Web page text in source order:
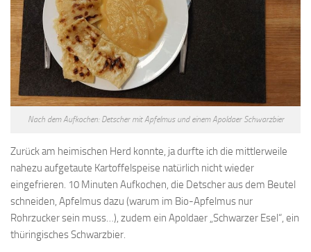
Nach dem Aufkochen: Detscher mit Apfelmus und einem Apoldaer Schwarzbier
Zurück am heimischen Herd konnte, ja durfte ich die mittlerweile
nahezu aufgetaute Kartoffelspeise natürlich nicht wieder
eingefrieren. 10 Minuten Aufkochen, die Detscher aus dem Beutel
schneiden, Apfelmus dazu (warum im Bio-Apfelmus nur
Rohrzucker sein muss…), zudem ein Apoldaer „Schwarzer Esel“, ein
thüringisches Schwarzbier.